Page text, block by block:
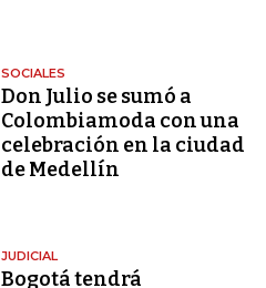
SOCIALES
Don Julio se sumó a
Colombiamoda con una
celebración en la ciudad
de Medellín
JUDICIAL
Bogotá tendrá